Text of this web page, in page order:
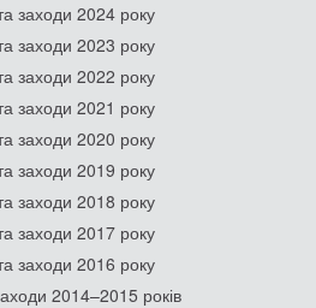
заходи 2024 року
заходи 2023 року
заходи 2022 року
заходи 2021 року
заходи 2020 року
заходи 2019 року
заходи 2018 року
заходи 2017 року
заходи 2016 року
2014–2015 років